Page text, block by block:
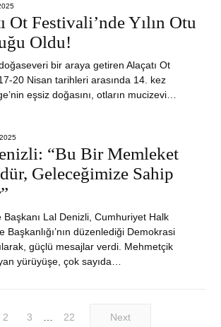
4,
2025
Ot Festivali’nde Yılın Otu
Oldu!
bir araya getiren Alaçatı Ot
20 Nisan tarihleri arasında 14. kez
eşsiz doğasını, otların mucizevi…
“Bu Bir Memleket
Geleceğimize Sahip
Başkanı Lal Denizli, Cumhuriyet Halk
Başkanlığı’nın düzenlediği Demokrasi
güçlü mesajlar verdi. Mehmetçik
yürüyüşe, çok sayıda…
2 3 22 Next